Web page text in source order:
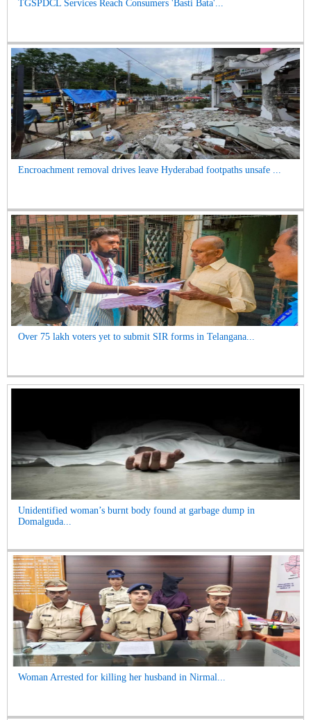
TGSPDCL Services Reach Consumers 'Basti Bata'...
Encroachment removal drives leave Hyderabad footpaths unsafe ...
Over 75 lakh voters yet to submit SIR forms in Telangana...
Unidentified woman’s burnt body found at garbage dump in
Domalguda...
Woman Arrested for killing her husband in Nirmal...